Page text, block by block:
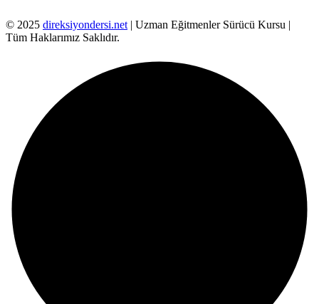
© 2025 direksiyondersi.net | Uzman Eğitmenler Sürücü Kursu |
Tüm Haklarımız Saklıdır.